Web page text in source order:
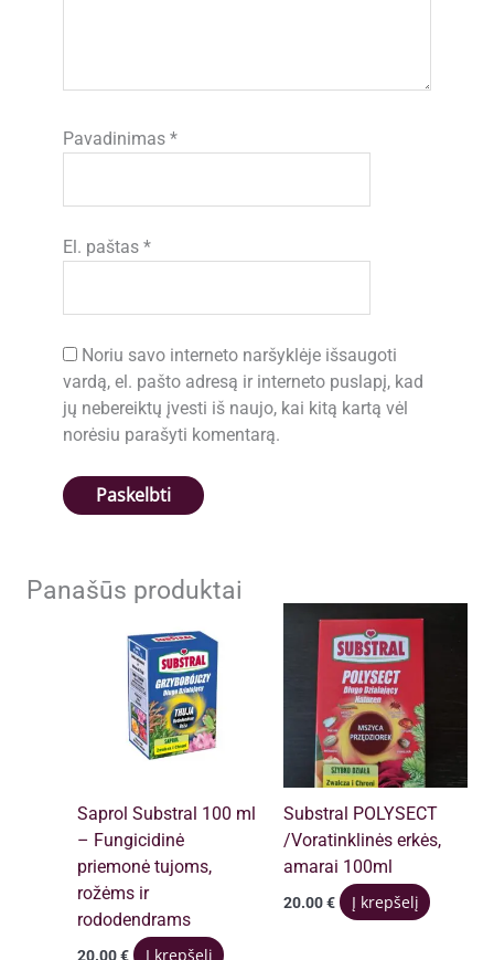
Pavadinimas*
El. paštas*
Noriu savo interneto naršyklėje išsaugoti
vardą, el. pašto adresą ir interneto puslapį, kad
jų nebereiktų įvesti iš naujo, kai kitą kartą vėl
norėsiu parašyti komentarą.
Panašūs produktai
Saprol Substral 100 ml
– Fungicidinė
priemonė tujoms,
rožėms ir
rododendrams
20.00€ Į krepšelį
Substral POLYSECT
/Voratinklinės erkės,
amarai 100ml
20.00€ Į krepšelį